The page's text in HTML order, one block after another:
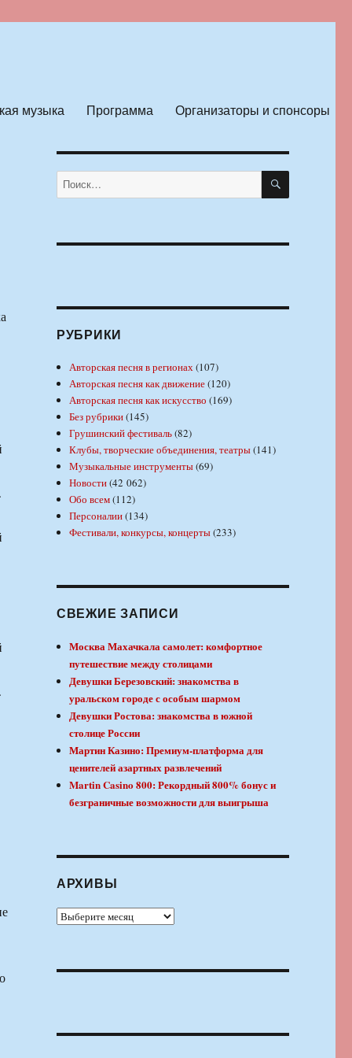
музыка Программа Организаторы и спонсоры
Искать: ПОИСК
РУБРИКИ
Авторская песня в регионах(107)
Авторская песня как движение(120)
Авторская песня как искусство (169)
Без рубрики(145)
Грушинский фестиваль(82)
Клубы, творческие объединения, театры(141)
Музыкальные инструменты(69)
Новости(42 062)
Обо всем(112)
Персоналии(134)
Фестивали, конкурсы, концерты(233)
СВЕЖИЕ ЗАПИСИ
Москва Махачкала самолет: комфортное
путешествие между столицами
Девушки Березовский: знакомства в
уральском городе с особым шармом
Девушки Ростова: знакомства в южной
столице России
Мартин Казино: Премиум-платформа для
ценителей азартных развлечений
Martin Casino 800: Рекордный 800% бонус и
безграничные возможности для выигрыша
АРХИВЫ
Архивы